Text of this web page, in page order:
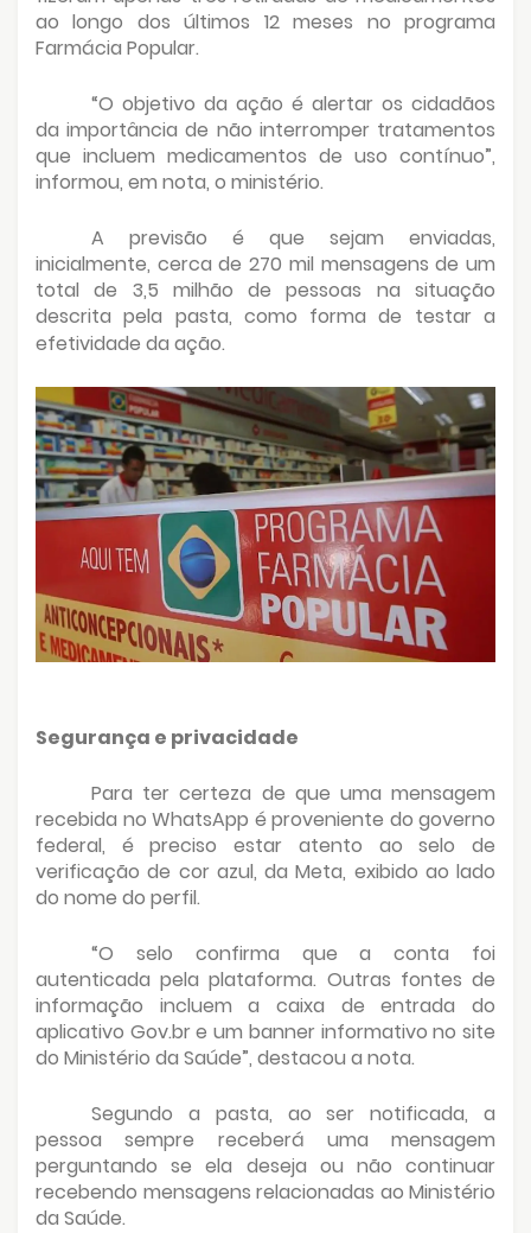
ao longo dos últimos 12 meses no programa
Farmácia Popular.
“O objetivo da ação é alertar os cidadãos
da importância de não interromper tratamentos
que incluem medicamentos de uso contínuo”,
informou, em nota, o ministério.
A previsão é que sejam enviadas,
inicialmente, cerca de 270 mil mensagens de um
total de 3,5 milhão de pessoas na situação
descrita pela pasta, como forma de testar a
efetividade da ação.
Segurança e privacidade
Para ter certeza de que uma mensagem
recebida no WhatsApp é proveniente do governo
federal, é preciso estar atento ao selo de
verificação de cor azul, da Meta, exibido ao lado
do nome do perfil.
“O selo confirma que a conta foi
autenticada pela plataforma. Outras fontes de
informação incluem a caixa de entrada do
aplicativo Gov.br e um banner informativo no site
do Ministério da Saúde”, destacou a nota.
Segundo a pasta, ao ser notificada, a
pessoa sempre receberá uma mensagem
perguntando se ela deseja ou não continuar
recebendo mensagens relacionadas ao Ministério
da Saúde.